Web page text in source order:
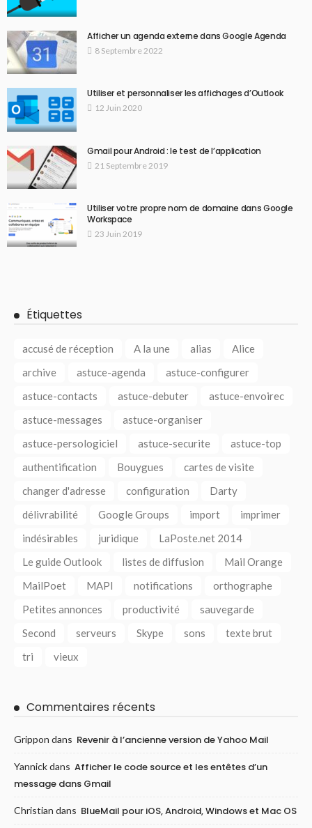
Afficher un agenda externe dans Google Agenda
8 Septembre 2022
Utiliser et personnaliser les affichages d’Outlook
12 Juin 2020
Gmail pour Android : le test de l’application
21 Septembre 2019
Utiliser votre propre nom de domaine dans Google
Workspace
23 Juin 2019
Étiquettes
accusé de réception A la une alias
Alice
archive
astuce-agenda
astuce-configurer
astuce-contacts
astuce-debuter
astuce-envoirec
astuce-messages
astuce-organiser
astuce-persologiciel
astuce-securite
astuce-top
authentification
Bouygues
cartes de visite
changer d'adresse
configuration
Darty
délivrabilité
Google Groups import
imprimer
indésirables
juridique
LaPoste.net 2014
Le guide Outlook
listes de diffusion
Mail Orange
MailPoet
MAPI notifications
orthographe
Petites annonces
productivité
sauvegarde
Second
serveurs Skype sons
texte brut
tri
vieux
Commentaires récents
Grippon dans Revenir à l’ancienne version de Yahoo Mail
Yannickdans Afficher le code source et les entêtes d’un
message dans Gmail
Christian dans BlueMail pour iOS, Android, Windows et Mac OS